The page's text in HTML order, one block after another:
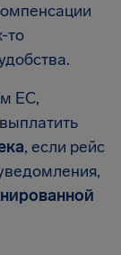
то
ЕС,
, если рейс